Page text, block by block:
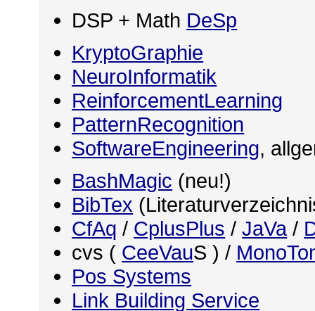
DSP + Math DeSp
KryptoGraphie
NeuroInformatik
ReinforcementLearning
PatternRecognition
SoftwareEngineering,
BashMagic (neu!)
BibTex
CfAq / CplusPlus /JaVa/
cvs ( CeeVauS ) /
Pos Systems
Link Building Service